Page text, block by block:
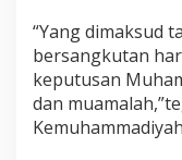
“Yang dimaksud
bersangkutan
keputusan
dan